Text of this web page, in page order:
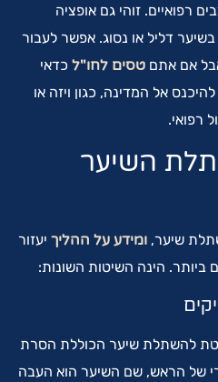
רפואיים. זוהי גם אופציה
דליל או נסוג. אפשר לעבור
אם אתם טסים לחו"ל כדאי
אל המדינה, כגון ויזה או
רפואי.
השיער
שיער, ומידע על ההליך יעזור
ביותר. הינה השיטות השונות:
להשתלת שיער הכוללת הסרת
של הראש, שם השיער הוא העבה